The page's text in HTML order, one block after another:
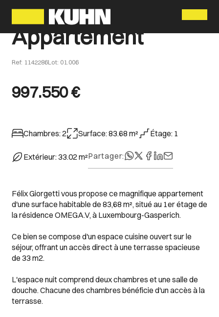
Appartement
Ref: 1142286Lot: 01.006
Chambres:2 Surface:83.68 m² Étage: 1
Extérieur:33.02m²Partager:
Félix Giorgetti vous propose ce magnifique appartement
d'une surface habitable de 83,68 m², situé au 1er étage de
la résidence OMEGA.V, à Luxembourg-Gasperich.
Ce bien se compose d'un espace cuisine ouvert sur le
séjour, offrant un accès direct à une terrasse spacieuse
de 33 m2.
L'espace nuit comprend deux chambres et une salle de
douche. Chacune des chambres bénéficie d'un accès à la
terrasse.
997.550 €
Menu